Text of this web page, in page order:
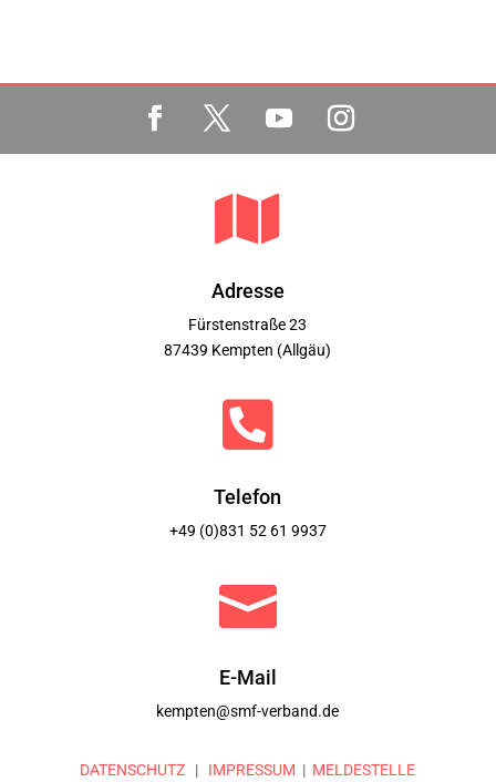

Adresse
Fürstenstraße 23
87439 Kempten (Allgäu)

Telefon
+49 (0)831 52 61 9937

E-Mail
kempten@smf-verband.de
DATENSCHUTZ | IMPRESSUM | MELDESTELLE